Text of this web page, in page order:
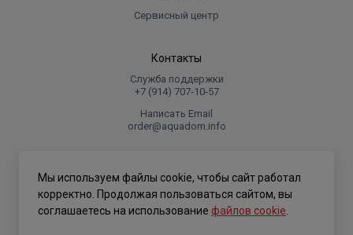
Сервисный центр
Контакты
Служба поддержки
+7 (914) 707‑10‑57
Написать Email
order@aquadom.info
.
Мы используем файлы cookie, чтобы сайт работал
корректно. Продолжая пользоваться сайтом, вы
соглашаетесь на использование файлов cookie